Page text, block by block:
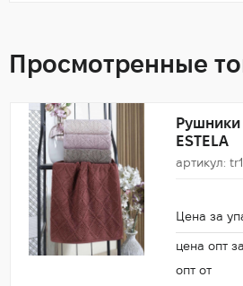
Просмотренные
Рушники
ESTELA
артикул:
Цена за
цена опт
опт от